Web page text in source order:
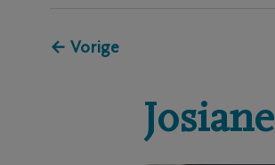
← Vorige
Josiane